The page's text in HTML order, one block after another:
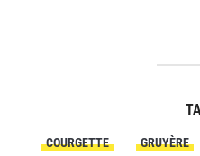
COURGETTE GRUYÈRE